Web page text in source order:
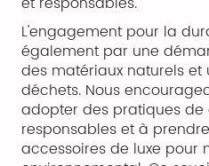
L'engagement pour la
également par une
des matériaux naturels
déchets. Nous
adopter des pratiques
responsables et à
accessoires de luxe pour